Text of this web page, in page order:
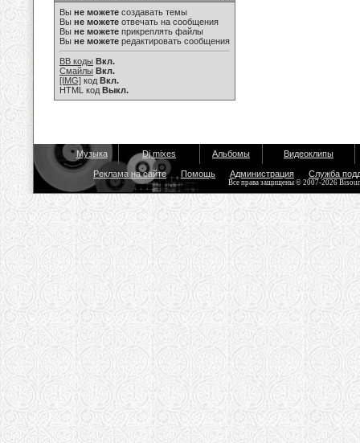
Вы не можете создавать темы
Вы не можете отвечать на сообщения
Вы не можете прикреплять файлы
Вы не можете редактировать сообщения
BB коды Вкл.
Смайлы Вкл.
[IMG] код Вкл.
HTML код Выкл.
Музыка Dj mixes Альбомы Видеоклипы
Реклама на сайте Помощь Администрация Служба
Все права защищены © 2007-2026